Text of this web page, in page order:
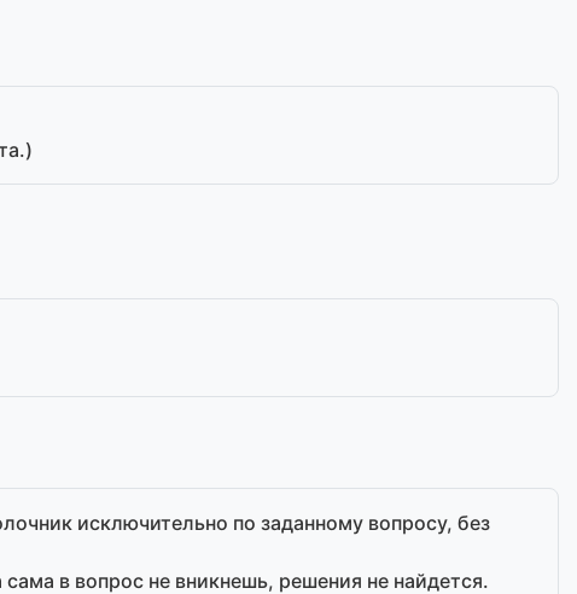
исключительно по заданному вопросу, без
в вопрос не вникнешь, решения не найдется.